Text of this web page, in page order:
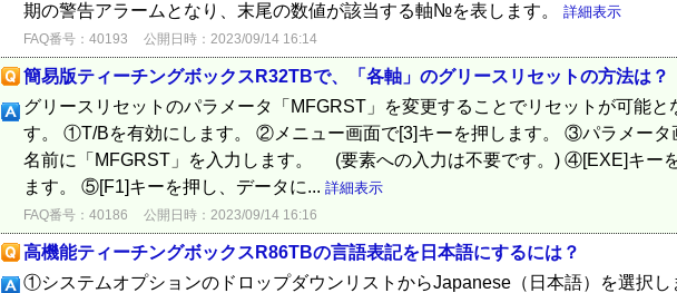
期の警告アラームとなり、末尾の数値が該当する軸№を表します。 詳細表示
FAQ番号：40193 公開日時：2023/09/14 16:14
簡易版ティーチングボックスR32TBで、「各軸」のグリースリセットの方法は？
グリースリセットのパラメータ「MFGRST」を変更することでリセットが可能と
す。 ①T/Bを有効にします。 ②メニュー画面で[3]キーを押します。 ③パラメータ
名前に「MFGRST」を入力します。 (要素への入力は不要です。) ④[EXE]キー
ます。 ⑤[F1]キーを押し、データに... 詳細表示
FAQ番号：40186 公開日時：2023/09/14 16:16
高機能ティーチングボックスR86TBの言語表記を日本語にするには？
①システムオプションのドロップダウンリストからJapanese（日本語）を選択し